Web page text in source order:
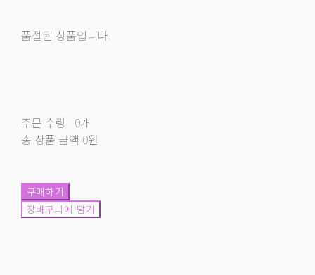
품절된 상품입니다.
주문 수량 0개
총 상품 금액 0원
구매하기
장바구니에 담기